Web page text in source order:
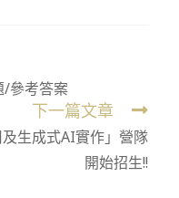
/參考答案
下一篇文章
生成式AI實作」營隊
開始招生!!